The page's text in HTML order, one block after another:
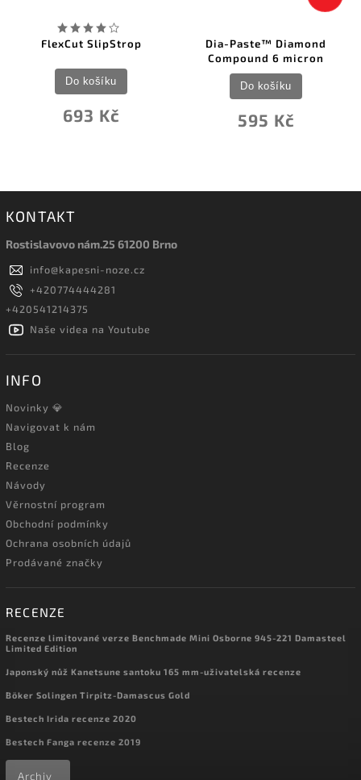
FlexCut SlipStrop
693 Kč
Do košíku
Dia-Paste™ Diamond
Compound 6 micron
595 Kč
Do košíku
KONTAKT
Rostislavovo nám.25 61200 Brno
info@kapesni-noze.cz
+420774444281
+420541214375
Naše videa na Youtube
INFO
Novinky 💎
Navigovat k nám
Blog
Recenze
Návody
Věrnostní program
Obchodní podmínky
Ochrana osobních údajů
Prodávané značky
RECENZE
Recenze limitované verze Benchmade Mini Osborne 945-221 Damasteel
Limited Edition
Japonský nůž Kanetsune santoku 165 mm-uživatelská recenze
Böker Solingen Tirpitz-Damascus Gold
Bestech Irida recenze 2020
Bestech Fanga recenze 2019
Archiv